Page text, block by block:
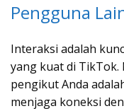
Pengguna
Interaksi adalah
yang kuat di
pengikut Anda
menjaga koneksi